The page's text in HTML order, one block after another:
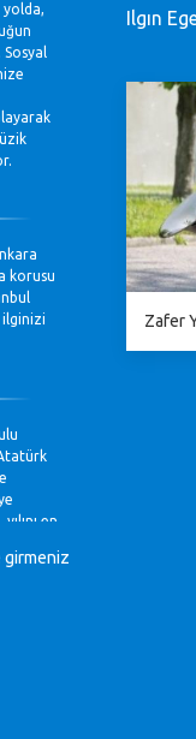
yolda,
Sosyal
korusu
ilginizi
en
girmeniz
Ilgın
Zafer